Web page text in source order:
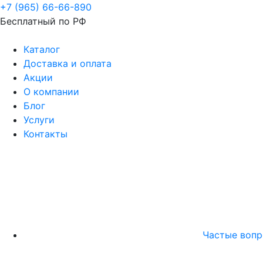
+7 (965) 66-66-890
Бесплатный по РФ
Каталог
Доставка и оплата
Акции
О компании
Блог
Услуги
Контакты
Частые